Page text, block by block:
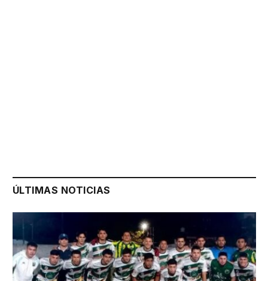
ÚLTIMAS NOTICIAS